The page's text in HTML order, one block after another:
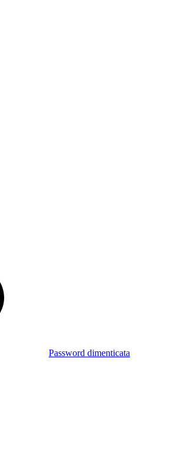
Password dimenticata